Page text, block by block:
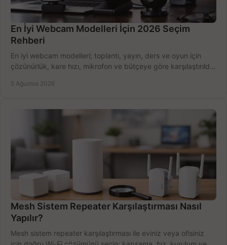
En İyi Webcam Modelleri İçin 2026 Seçim
Rehberi
En iyi webcam modelleri; toplantı, yayın, ders ve oyun için
çözünürlük, kare hızı, mikrofon ve bütçeye göre karşılaştırıldı.
5 Ağustos 2026
Mesh Sistem Repeater Karşılaştırması Nasıl
Yapılır?
Mesh sistem repeater karşılaştırması ile eviniz veya ofisiniz